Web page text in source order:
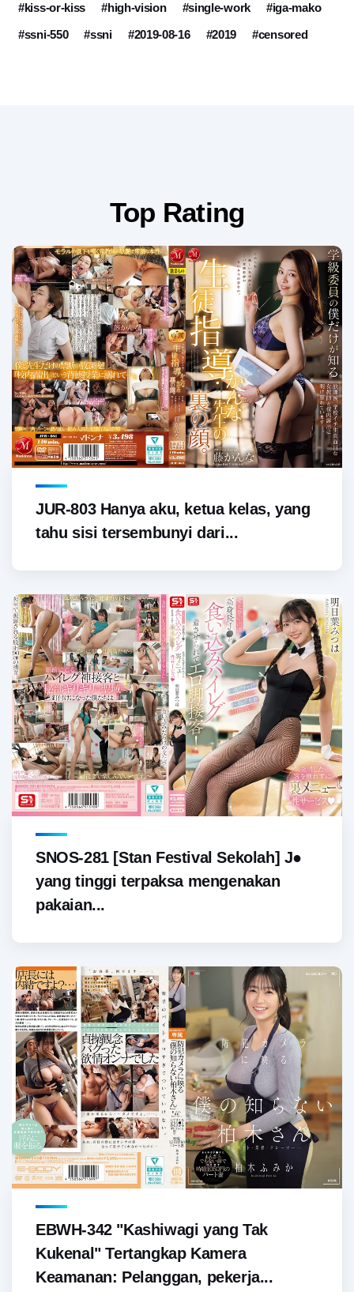
#kiss-or-kiss #high-vision #single-work
#iga-mako
#ssni-550
#ssni #2019-08-16 #2019 #censored
Top Rating
JUR-803 Hanya aku, ketua kelas, yang
tahu sisi tersembunyi dari...
SNOS-281 [Stan Festival Sekolah] J●
yang tinggi terpaksa mengenakan
pakaian...
EBWH-342 "Kashiwagi yang Tak
Kukenal" Tertangkap Kamera
Keamanan: Pelanggan, pekerja...